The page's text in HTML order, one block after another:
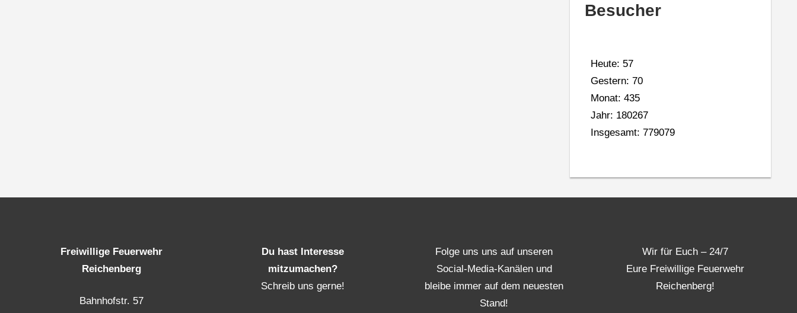
Besucher
Heute: 57
Gestern: 70
Monat: 435
Jahr: 180267
Insgesamt: 779079
Freiwillige Feuerwehr
Reichenberg
Bahnhofstr. 57
Du hast Interesse
mitzumachen?
Schreib uns gerne!
Folge uns uns auf unseren
Social-Media-Kanälen und
bleibe immer auf dem neuesten
Stand!
Wir für Euch – 24/7
Eure Freiwillige Feuerwehr
Reichenberg!